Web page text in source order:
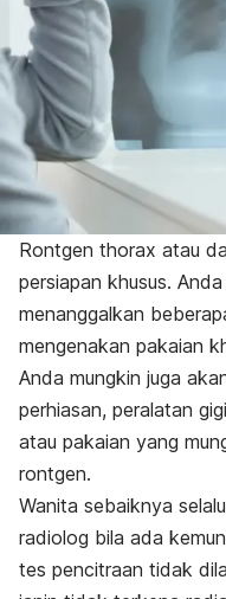
Rontgen thorax atau
persiapan khusus.
menanggalkan
mengenakan pakaian
Anda mungkin juga
perhiasan, peralatan
atau pakaian yang
rontgen.
Wanita sebaiknya
radiolog bila ada
tes pencitraan tidak